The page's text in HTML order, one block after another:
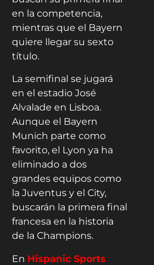
en la competencia,
mientras que el Bayern
quiere llegar su sexto
título.
La semifinal se jugará
en el estadio José
Alvalade en Lisboa.
Aunque el Bayern
Munich parte como
favorito, el Lyon ya ha
eliminado a dos
grandes equipos como
la Juventus y el City,
buscarán la primera final
francesa en la historia
de la Champions.
En Hispanic Sports